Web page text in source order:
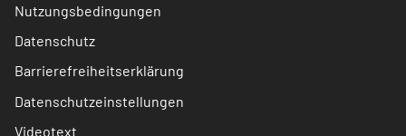
Nutzungsbedingungen
Datenschutz
Barrierefreiheitserklärung
Datenschutzeinstellungen
Videotext